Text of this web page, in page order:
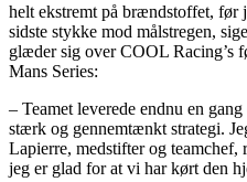
helt ekstremt på brændstoffet, før
sidste stykke mod målstregen,
glæder sig over COOL Racing’s
Mans Series:
– Teamet leverede endnu en
stærk og gennemtænkt strategi.
Lapierre, medstifter og teamchef,
jeg er glad for at vi har kørt den